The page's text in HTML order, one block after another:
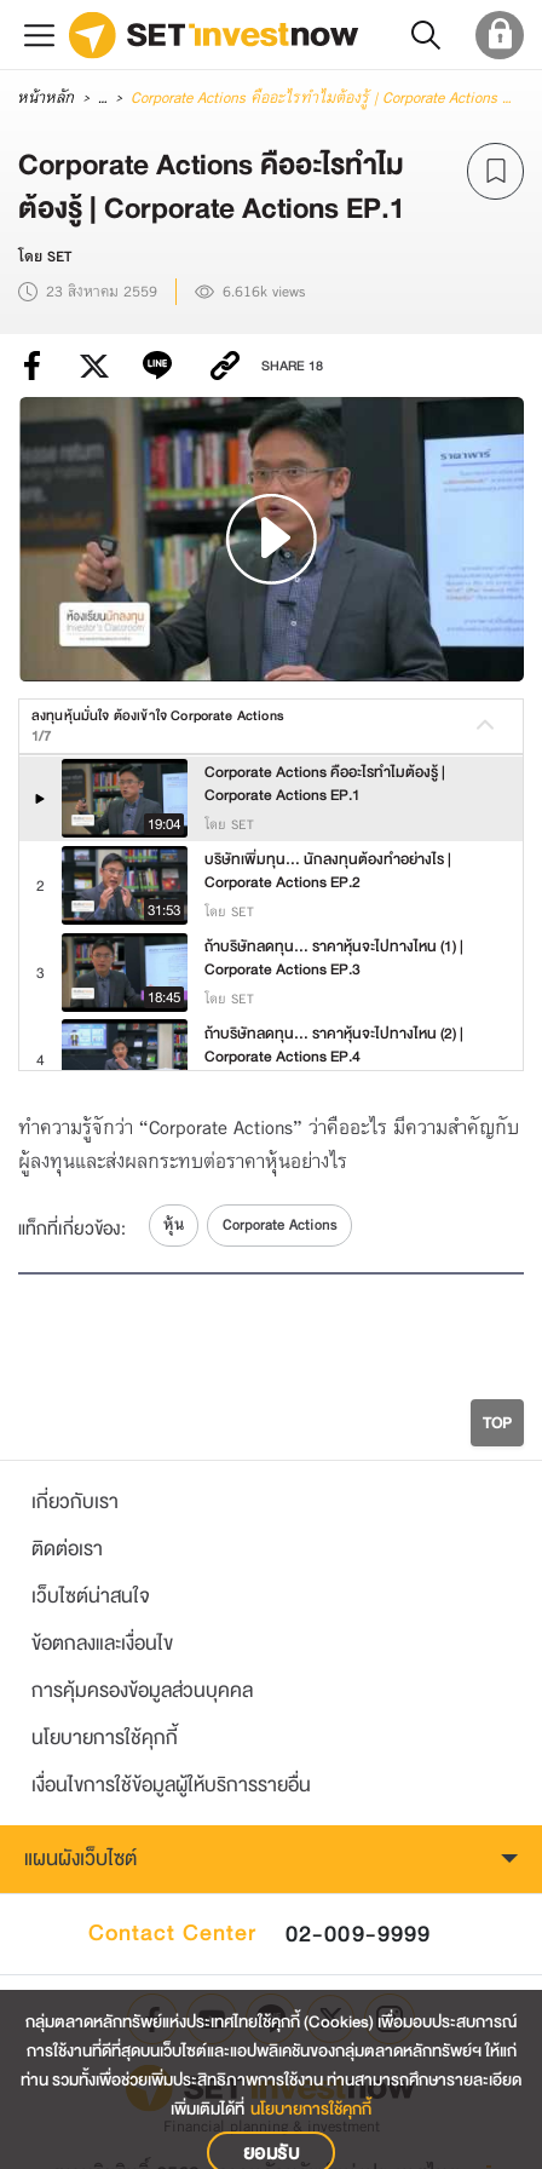
หน้าหลัก ... Corporate Actions คืออะไรทำไมต้องรู้ | Corporate Actions EP.1
Corporate Actions คืออะไรทำไม
ต้องรู้ | Corporate Actions EP.1
โดย SET
23 สิงหาคม 2559
6.616k views
SHARE18
ลงทุนหุ้นมั่นใจ ต้องเข้าใจ Corporate Actions
1/7
19:04
Corporate Actions คืออะไรทำไมต้องรู้ |
Corporate Actions EP.1
โดย SET
2
31:53
บริษัทเพิ่มทุน... นักลงทุนต้องทำอย่างไร |
Corporate Actions EP.2
โดย SET
3
18:45
ถ้าบริษัทลดทุน... ราคาหุ้นจะไปทางไหน (1) |
Corporate Actions EP.3
โดย SET
4
ถ้าบริษัทลดทุน... ราคาหุ้นจะไปทางไหน (2) |
Corporate Actions EP.4
19:07
เงินปันผล VS หุ้นปันผล แบบไหนดีกว่ากัน |
Corporate Actions EP.5
โดย SET
6
แตกพาร์ ลดพาร์... กระทบราคาหุ้นอย่างไร |
Corporate Actions EP.6
ทำความรู้จักว่า “Corporate Actions” ว่าคืออะไร มีความสำคัญกับ
ผู้ลงทุนและส่งผลกระทบต่อราคาหุ้นอย่างไร
แท็กที่เกี่ยวข้อง: หุ้น Corporate Actions
TOP
เกี่ยวกับเรา
ติดต่อเรา
เว็บไซต์น่าสนใจ
ข้อตกลงและเงื่อนไข
การคุ้มครองข้อมูลส่วนบุคคล
นโยบายการใช้คุกกี้
เงื่อนไขการใช้ข้อมูลผู้ให้บริการรายอื่น
แผนผังเว็บไซต์
Contact Center 02-009-9999
Financial planning & investment
กลุ่มตลาดหลักทรัพย์แห่งประเทศไทยใช้คุกกี้ (Cookies) เพื่อมอบประสบการณ์
การใช้งานที่ดีที่สุดบนเว็บไซต์และแอปพลิเคชันของกลุ่มตลาดหลักทรัพย์ฯ ให้แก่
ท่าน รวมทั้งเพื่อช่วยเพิ่มประสิทธิภาพการใช้งาน ท่านสามารถศึกษารายละเอียด
เพิ่มเติมได้ที่ นโยบายการใช้คุกกี้
ยอมรับ